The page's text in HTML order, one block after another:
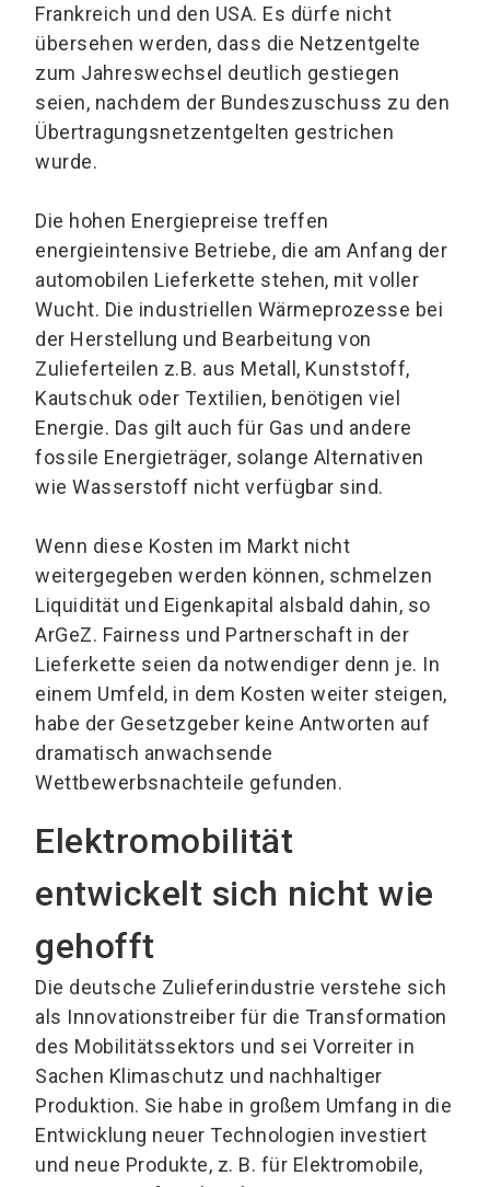
Frankreich und den USA. Es dürfe nicht
übersehen werden, dass die Netzentgelte
zum Jahreswechsel deutlich gestiegen
seien, nachdem der Bundeszuschuss zu den
Übertragungsnetzentgelten gestrichen
wurde.
Die hohen Energiepreise treffen
energieintensive Betriebe, die am Anfang der
automobilen Lieferkette stehen, mit voller
Wucht. Die industriellen Wärmeprozesse bei
der Herstellung und Bearbeitung von
Zulieferteilen z.B. aus Metall, Kunststoff,
Kautschuk oder Textilien, benötigen viel
Energie. Das gilt auch für Gas und andere
fossile Energieträger, solange Alternativen
wie Wasserstoff nicht verfügbar sind.
Wenn diese Kosten im Markt nicht
weitergegeben werden können, schmelzen
Liquidität und Eigenkapital alsbald dahin, so
ArGeZ. Fairness und Partnerschaft in der
Lieferkette seien da notwendiger denn je. In
einem Umfeld, in dem Kosten weiter steigen,
habe der Gesetzgeber keine Antworten auf
dramatisch anwachsende
Wettbewerbsnachteile gefunden.
Elektromobilität
entwickelt sich nicht wie
gehofft
Die deutsche Zulieferindustrie verstehe sich
als Innovationstreiber für die Transformation
des Mobilitätssektors und sei Vorreiter in
Sachen Klimaschutz und nachhaltiger
Produktion. Sie habe in großem Umfang in die
Entwicklung neuer Technologien investiert
und neue Produkte, z. B. für Elektromobile,